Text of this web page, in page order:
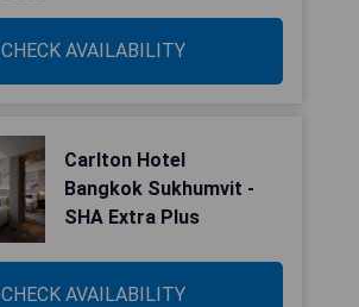
CHECK AVAILABILITY
Carlton Hotel
Bangkok Sukhumvit -
SHA Extra Plus
CHECK AVAILABILITY